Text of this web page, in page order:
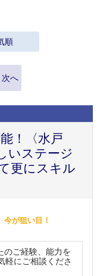
順
次へ
！〈水戸
いステージ
更にスキル
今が狙い目！
のご経験、能力を
軽にご相談くださ